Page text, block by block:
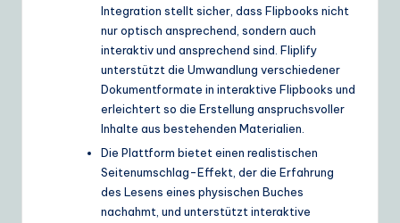
Integration stellt sicher, dass Flipbooks nicht
nur optisch ansprechend, sondern auch
interaktiv und ansprechend sind. Fliplify
unterstützt die Umwandlung verschiedener
Dokumentformate in interaktive Flipbooks und
erleichtert so die Erstellung anspruchsvoller
Inhalte aus bestehenden Materialien.
Die Plattform bietet einen realistischen
Seitenumschlag-Effekt, der die Erfahrung
des Lesens eines physischen Buches
nachahmt, und unterstützt interaktive